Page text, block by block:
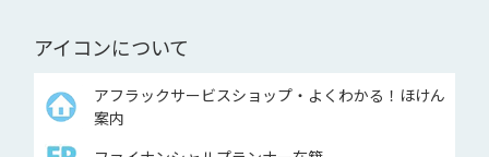
アイコンについて
アフラックサービスショップ・よくわかる！ほけん
案内